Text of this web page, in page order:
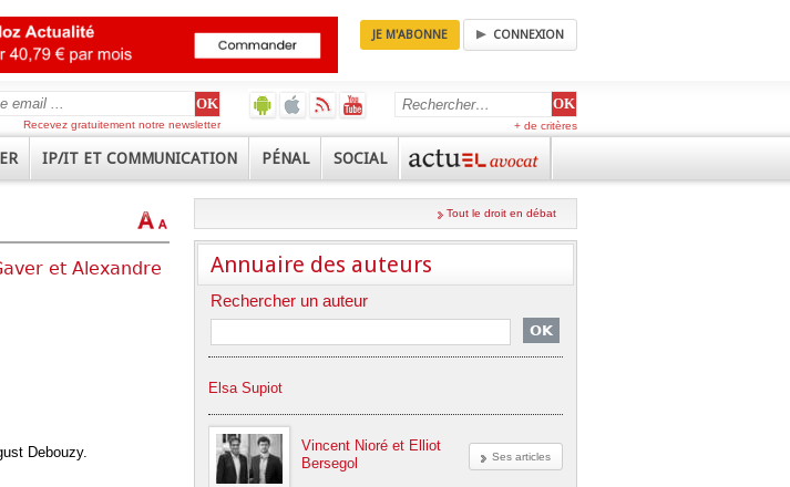
JE M'ABONNE CONNEXION
+ de critères
Recevez gratuitement notre newsletter
IP/IT ET COMMUNICATION PÉNAL SOCIAL
et Alexandre
Debouzy.
Tout le droit en débat
Annuaire des auteurs
Rechercher un auteur
Elsa Supiot
Ses articles
Vincent Nioré et Elliot
Bersegol